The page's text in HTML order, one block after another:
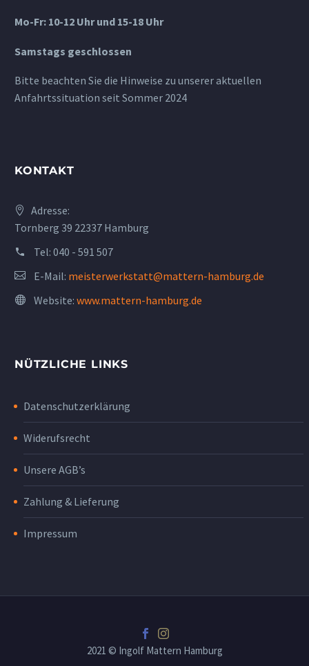
Mo-Fr: 10-12 Uhr und 15-18 Uhr
Samstags geschlossen
Bitte beachten Sie die Hinweise zu unserer aktuellen
Anfahrtssituation seit Sommer 2024
KONTAKT
Adresse:
Tornberg 39 22337 Hamburg
Tel: 040 - 591 507
E-Mail: meisterwerkstatt@mattern-hamburg.de
Website: www.mattern-hamburg.de
NÜTZLICHE LINKS
Datenschutzerklärung
Widerufsrecht
Unsere AGB’s
Zahlung & Lieferung
Impressum
2021 © Ingolf Mattern Hamburg